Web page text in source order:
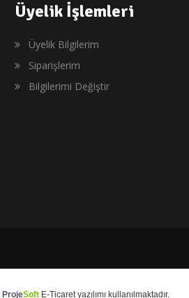
Üyelik İşlemleri
Üyelik Bilgilerim
Siparişlerim
Bilgilerimi Değiştir
ProjeSoft E-Ticaretyazılımı kullanılmaktadır.